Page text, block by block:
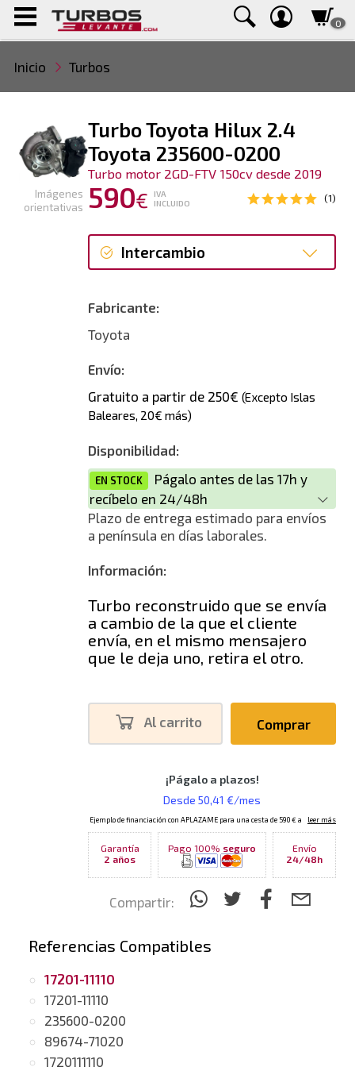
0
Inicio Turbos
Turbo Toyota Hilux 2.4
Toyota 235600-0200
Turbo motor 2GD-FTV 150cv desde 2019
590€
IVA
INCLUIDO
(1)
Intercambio
Fabricante:
Toyota
Envío:
Gratuito a partir de 250€ (Excepto Islas
Baleares, 20€ más)
Disponibilidad:
EN STOCK
Págalo antes de las 17h y
recíbelo en 24/48h
Plazo de entrega estimado para envíos
a península en días laborales.
Información:
Turbo reconstruido que se envía
a cambio de la que el cliente
envía, en el mismo mensajero
que le deja uno, retira el otro.
Al carrito Comprar
Garantía
2 años
Pago 100% seguro
Envío
24/48h
Compartir:
Imágenes
orientativas
Referencias Compatibles
17201-11110
17201-11110
235600-0200
89674-71020
1720111110